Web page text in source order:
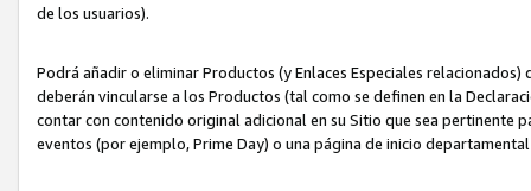
de los usuarios).
Podrá añadir o eliminar Productos (y Enlaces Especiales
deberán vincularse a los Productos (tal como se definen en la
contar con contenido original adicional en su Sitio que sea pertinente
eventos (por ejemplo, Prime Day) o una página de inicio